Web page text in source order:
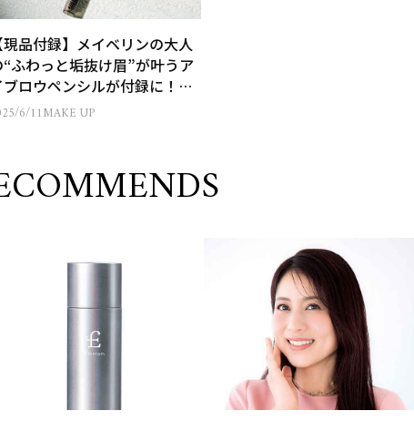
現品付録】メイベリンの大人
“ふわっと垢抜け眉”が叶うア
ブロウペンシルが付録に！美
月号付録情報
6/11MAKE UP